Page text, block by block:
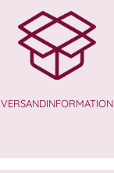
VERSANDINFORMATION